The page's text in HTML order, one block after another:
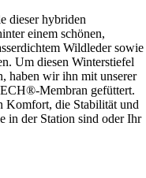
dieser hybriden
einem schönen,
Wildleder sowie
Um diesen Winterstiefel
haben wir ihn mit unserer
Membran gefüttert.
Komfort, die Stabilität und
in der Station sind oder Ihr